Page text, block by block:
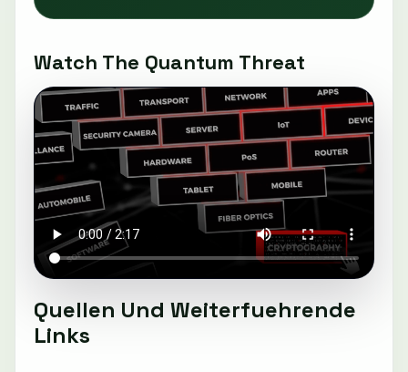
Watch The Quantum Threat
Quellen Und Weiterfuehrende
Links